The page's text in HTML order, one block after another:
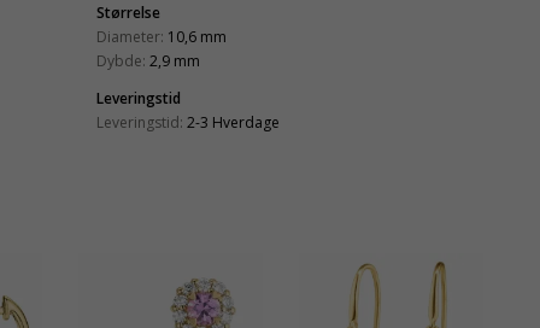
Størrelse
Diameter: 10,6 mm
Dybde: 2,9 mm
Leveringstid
Leveringstid: 2-3 Hverdage